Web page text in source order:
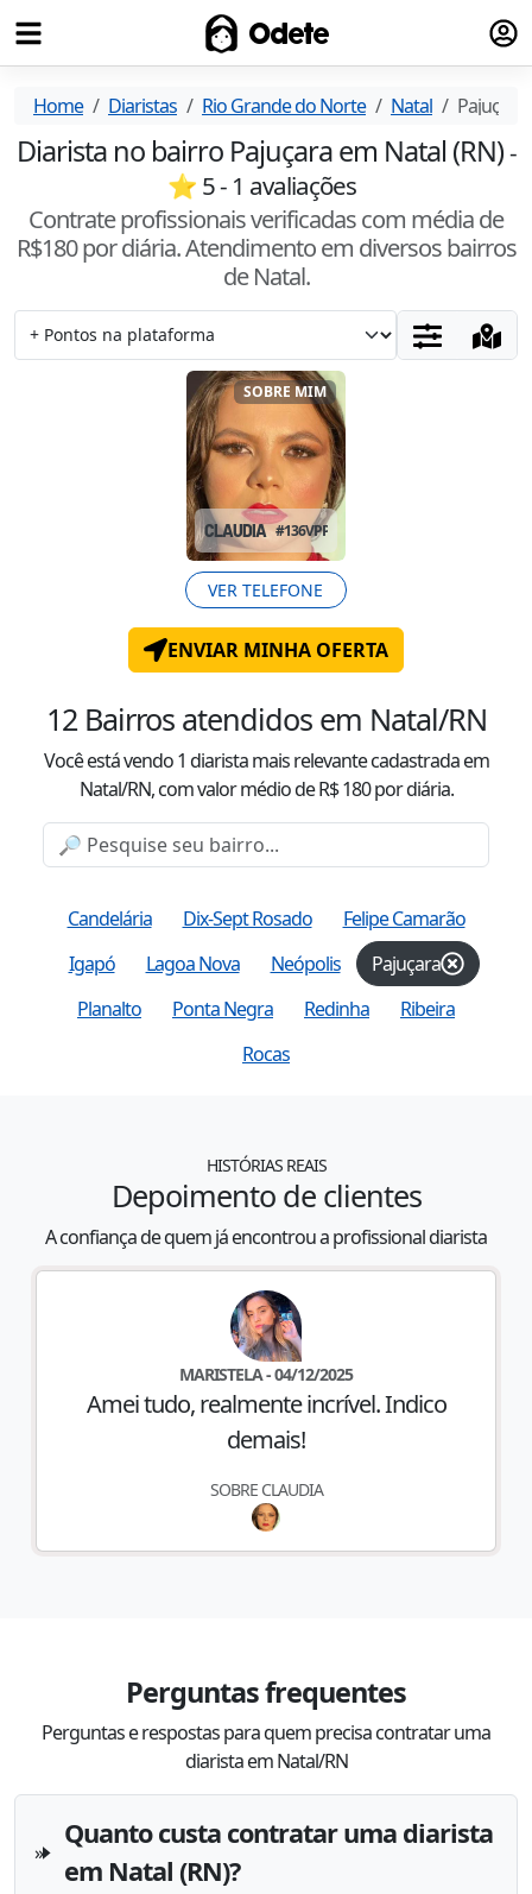
Odete
Home Diaristas Rio Grande do Norte Natal Pajuçara
Diarista no bairro Pajuçara em Natal (RN)-
⭐ 5- 1 avaliações
Contrate profissionais verificadas com média de
R$180por diária. Atendimentoem diversos bairros
de Natal.
SOBRE MIM
CLAUDIA #136VPPRB
VER TELEFONE
ENVIAR MINHA OFERTA
12 Bairros atendidos em Natal/RN
Você está vendo1 diarista mais relevante cadastrada em
Natal/RN, com valormédiode R$180por diária.
Candelária Dix-Sept Rosado
Felipe Camarão
Igapó
Lagoa Nova Neópolis
Pajuçara
Planalto
Ponta Negra Redinha
Ribeira
Rocas
HISTÓRIAS REAIS
Depoimento de clientes
A confiança de quem já encontrou a profissional diarista
MARISTELA-04/12/2025
Amei tudo, realmente incrível. Indico
demais!
SOBRE CLAUDIA
Perguntas frequentes
Perguntas e respostas para quem precisa contratar uma
diarista em Natal/RN
Quanto custa contratar uma diarista
em Natal (RN)?